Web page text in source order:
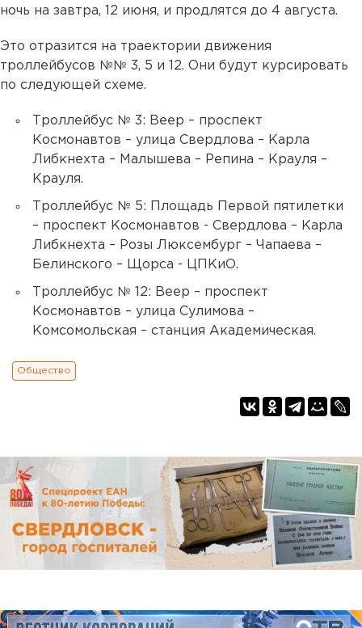
ночь на завтра, 12 июня, и продлятся до 4 августа.
Это отразится на траектории движения
троллейбусов №№ 3, 5 и 12. Они будут курсировать
по следующей схеме.
Троллейбус № 3: Веер – проспект
Космонавтов – улица Свердлова – Карла
Либкнехта – Малышева – Репина – Крауля –
Крауля.
Троллейбус № 5: Площадь Первой пятилетки
– проспект Космонавтов - Свердлова – Карла
Либкнехта – Розы Люксембург – Чапаева –
Белинского – Щорса - ЦПКиО.
Троллейбус № 12: Веер – проспект
Космонавтов – улица Сулимова –
Комсомольская – станция Академическая.
Общество